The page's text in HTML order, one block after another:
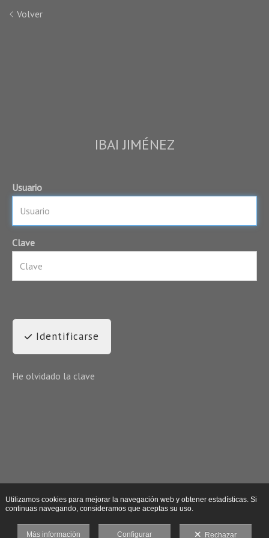
Volver
IBAI JIMÉNEZ
Usuario
Clave
Identificarse
He olvidado la clave
Utilizamos cookies para mejorar la navegación web y obtener estadísticas. Si
continuas navegando, consideramos que aceptas su uso.
Más información Configurar Rechazar